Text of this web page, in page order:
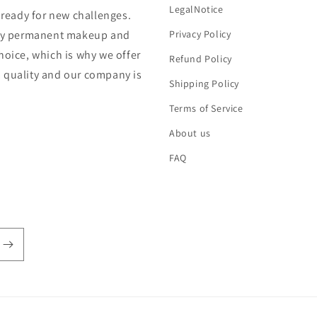
for new challenges.
permanent makeup and
which is why we offer
and our company is
LegalNotice
Privacy Policy
Refund Policy
Shipping Policy
Terms of Service
About us
FAQ